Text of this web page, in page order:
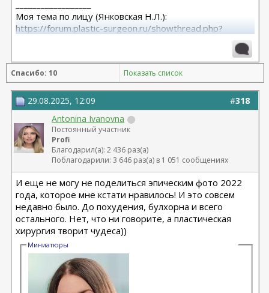
Моя тема по лицу (Янковская Н.Л.):
https://forum.plastic-surgeon.ru/showthread.php?
Моя тема по телу (Арамян Л.А.): https://forum.plastic-
surgeon.ru/showthread.php?t=25304
Спасибо: 10 Показать список
#318
29.08.2025, 12:09
Antonina Ivanovna
Постоянный участник
Profi
Благодарил(а): 2 436 раз(а)
Поблагодарили: 3 646 раз(а) в 1 051 сообщениях
И еще не могу не поделиться эпическим фото 2022
года, которое мне кстати нравилось! И это совсем
недавно было. До похудения, булхорна и всего
остального. Нет, что ни говорите, а пластическая
хирургия творит чудеса))
Миниатюры